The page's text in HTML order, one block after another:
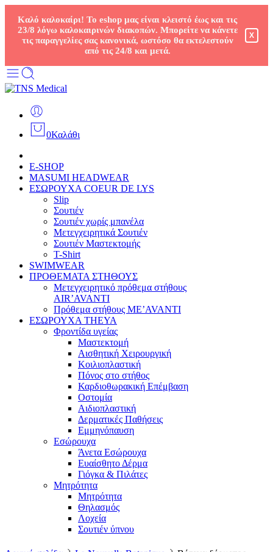
Καλό καλοκαίρι! Το eshop μας είναι κλειστό έως και τις
23/8 λόγω καλοκαιρινών διακοπών. Μπορείτε να κάνετε
τις παραγγελίες σας κανονικά, ωστόσο θα εκτελεστούν
από τις 24/8 και μετά.
X
0Καλάθι
E-SHOP
MASUMI HEADWEAR
ΕΣΩΡΟΥΧΑ COEUR DE LYS
Slip
Σουτιέν
Σουτιέν χωρίς μπανέλα
Μετεγχειρητικά Σουτιέν
Σουτιέν Μαστεκτομής
T-Shirt
SWIMWEAR
ΠΡΟΘΕΜΑΤΑ ΣΤΗΘΟΥΣ
Μετεγχειρητικό πρόθεμα στήθους
AIR’AVANTI
Πρόθεμα στήθους ME’AVANTI
ΕΣΩΡΟΥΧΑ THEYA
Φροντίδα υγείας
Μαστεκτομή
Αισθητική Χειρουργική
Κοιλιοπλαστική
Πόνος στο στήθος
Καρδιοθωρακική Επέμβαση
Οστομία
Αιδιοπλαστική
Δερματικές Παθήσεις
Εμμηνόπαυση
Εσώρουχα
Άνετα Εσώρουχα
Ευαίσθητο Δέρμα
Γιόγκα & Πιλάτες
Μητρότητα
Μητρότητα
Θηλασμός
Λοχεία
Σουτιέν ύπνου